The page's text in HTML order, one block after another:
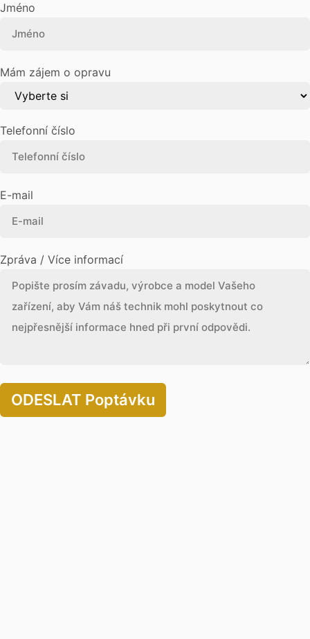
Jméno
Mám zájem o opravu
Telefonní číslo
E-mail
Zpráva / Více informací
ODESLAT Poptávku